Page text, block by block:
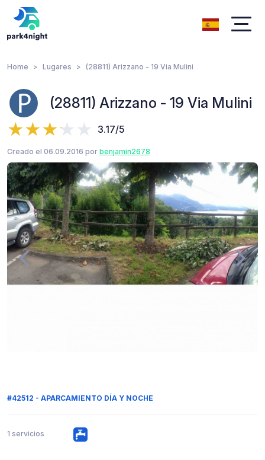
Home Lugares (28811) Arizzano - 19 Via Mulini
(28811) Arizzano - 19 Via Mulini
3.17/5
Creado el 06.09.2016 por benjamin2678
#42512 - APARCAMIENTO DÍA Y NOCHE
1 servicios